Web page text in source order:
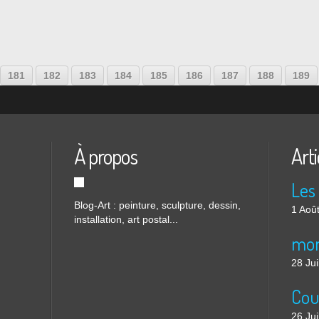
181 182 183 184 185 186 187 188 189
À propos
Blog-Art : peinture, sculpture, dessin,
installation, art postal...
1
28
26